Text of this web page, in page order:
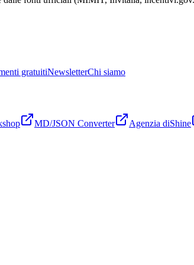
gratuitiNewsletterChi siamo
MD/JSON Converter Agenzia diShine